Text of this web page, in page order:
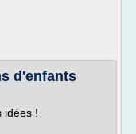
d'enfants
idées !